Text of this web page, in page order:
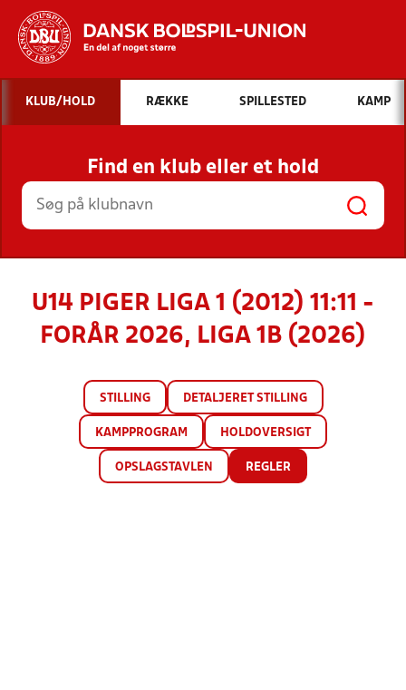
Hvad vil du søge efter?
INDHOLD OG NYHEDER
STILLINGER, RESULTATER, KLUBBER OG
HOLD
KLUB/HOLD RÆKKE SPILLESTED KAMP
Find en klub eller et hold
U14 PIGER LIGA 1 (2012) 11:11 -
FORÅR 2026, LIGA 1B (2026)
STILLING DETALJERET STILLING
KAMPPROGRAM HOLDOVERSIGT
OPSLAGSTAVLEN REGLER